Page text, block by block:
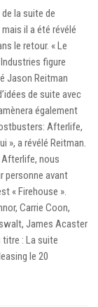
la suite de
il a été révélé
le retour. « Le
figure
Jason Reitman
de suite avec
également
Afterlife,
», a révélé Reitman.
Afterlife, nous
personne avant
« Firehouse ».
Carrie Coon,
James Acaster
titre : La suite
le 20